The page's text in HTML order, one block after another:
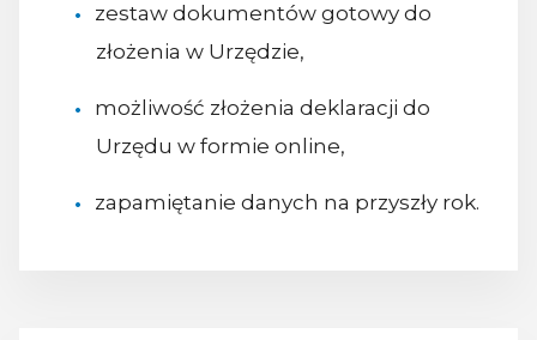
zestaw dokumentów gotowy do
złożenia w Urzędzie,
możliwość złożenia deklaracji do
Urzędu w formie online,
zapamiętanie danych na przyszły rok.